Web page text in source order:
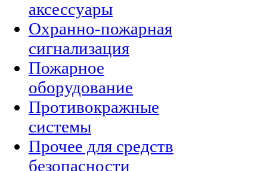
аксессуары
Охранно-пожарная
сигнализация
Пожарное
оборудование
Противокражные
системы
Прочее для средств
безопасности